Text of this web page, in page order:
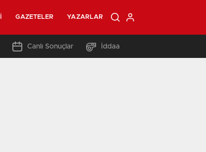
GAZETELER YAZARLAR
Canlı Sonuçlar İddaa